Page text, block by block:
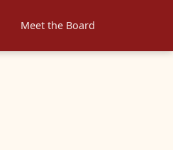
Meet the Board